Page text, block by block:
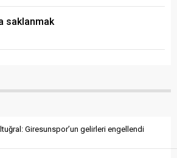
saklanmak
Giresunspor’un gelirleri engellendi